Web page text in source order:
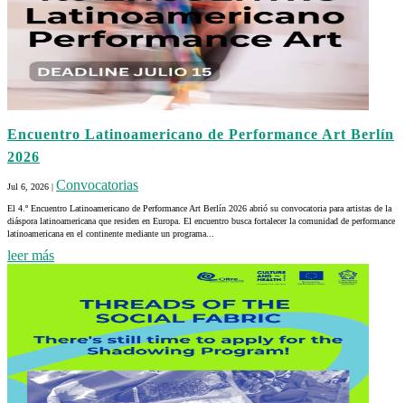
Encuentro Latinoamericano de Performance Art Berlín
2026
Jul 6, 2026 | Convocatorias
El 4.º Encuentro Latinoamericano de Performance Art Berlín 2026 abrió su convocatoria para artistas de la
diáspora latinoamericana que residen en Europa. El encuentro busca fortalecer la comunidad de performance
latinoamericana en el continente mediante un programa...
leer más